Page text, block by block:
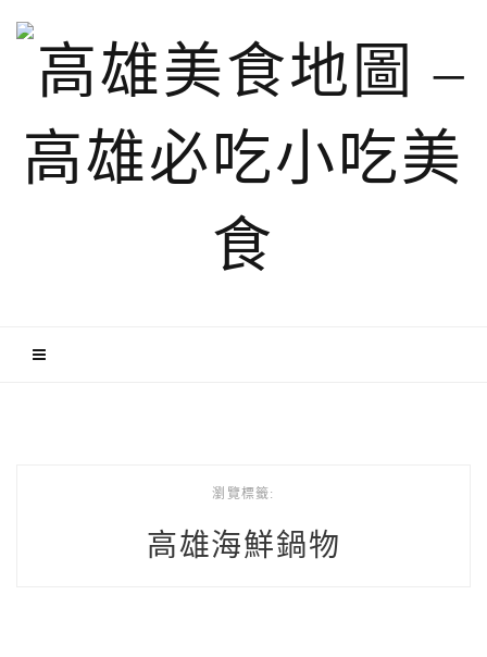
瀏覽標籤:
高雄海鮮鍋物